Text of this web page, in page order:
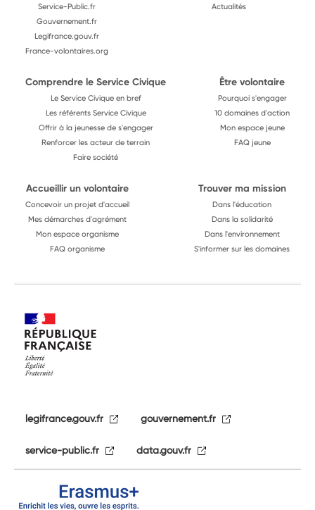
Service-Public.fr
Gouvernement.fr
Legifrance.gouv.fr
France-volontaires.org
Actualités
Comprendre le Service Civique
Le Service Civique en bref
Les référents Service Civique
Offrir à la jeunesse de s'engager
Renforcer les acteur de terrain
Faire société
Être volontaire
Pourquoi s'engager
10 domaines d'action
Mon espace jeune
FAQ jeune
Accueillir un volontaire
Concevoir un projet d'accueil
Mes démarches d'agrément
Mon espace organisme
FAQ organisme
Trouver ma mission
Dans l'éducation
Dans la solidarité
Dans l'environnement
S'informer sur les domaines
legifrance.gouv.fr gouvernement.fr
service-public.fr data.gouv.fr